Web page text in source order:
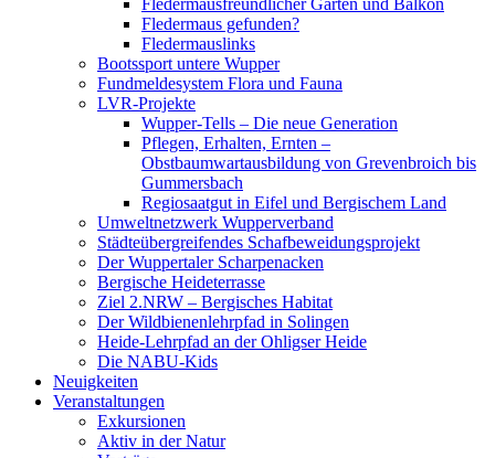
Fledermausfreundlicher Garten und Balkon
Fledermaus gefunden?
Fledermauslinks
Bootssport untere Wupper
Fundmeldesystem Flora und Fauna
LVR-Projekte
Wupper-Tells – Die neue Generation
Pflegen, Erhalten, Ernten –
Obstbaumwartausbildung von Grevenbroich bis
Gummersbach
Regiosaatgut in Eifel und Bergischem Land
Umweltnetzwerk Wupperverband
Städteübergreifendes Schafbeweidungsprojekt
Der Wuppertaler Scharpenacken
Bergische Heideterrasse
Ziel 2.NRW – Bergisches Habitat
Der Wildbienenlehrpfad in Solingen
Heide-Lehrpfad an der Ohligser Heide
Die NABU-Kids
Neuigkeiten
Veranstaltungen
Exkursionen
Aktiv in der Natur